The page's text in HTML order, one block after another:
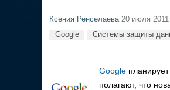
Ксения Ренселаева20 июля 2011
Google Системы защиты
Google
полагают, что